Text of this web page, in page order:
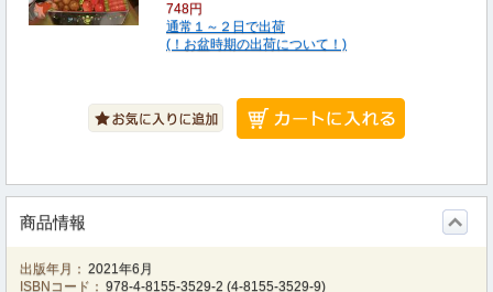
748円
通常１～２日で出荷
(！お盆時期の出荷について！)
商品情報
出版年月： 2021年6月
ISBNコード： 978-4-8155-3529-2 (4-8155-3529-9)